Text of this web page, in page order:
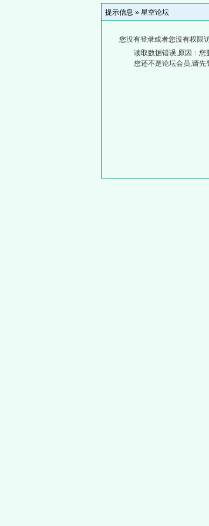
提示信息 » 星空论坛
您没有登录或者您没有权限
读取数据错误,原因：您
您还不是论坛会员,请先